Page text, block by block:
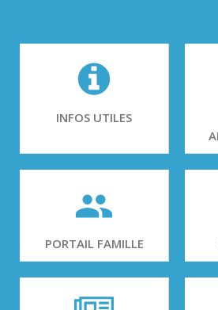
INFOS UTILES
PORTAIL FAMILLE